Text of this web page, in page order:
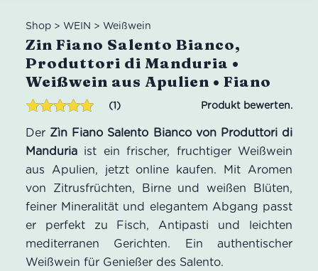
Shop> WEIN > Weißwein
Zin Fiano Salento Bianco,
Produttori di Manduria •
Weißwein aus Apulien • Fiano
Bewertet mit
5.00 von 5,
basierend
Kundenbewertung
1
Der Zìn Fiano Salento Bianco von Produttori di
Manduriaist ein frischer, fruchtiger Weißwein
aus Apulien, jetzt online kaufen. Mit Aromen
von Zitrusfrüchten, Birne und weißen Blüten,
feiner Mineralität und elegantem Abgang passt
er perfekt zu Fisch, Antipasti und leichten
mediterranen Gerichten. Ein authentischer
Weißwein für Genießer des Salento.